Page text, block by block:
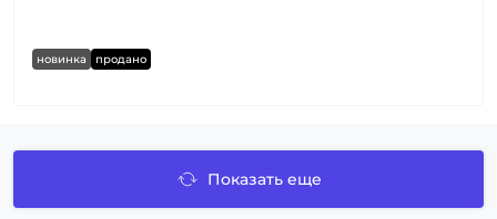
новинка продано
Показать еще